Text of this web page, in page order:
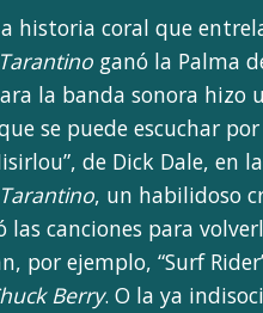
historia coral que
ganó la Palma
la banda sonora hizo
se puede escuchar
de Dick Dale, en
Tarantino, un habilidoso
canciones para
por ejemplo, “Surf
Berry. O la ya